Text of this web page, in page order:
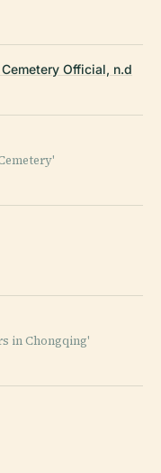
Official, n.d
in Chongqing'